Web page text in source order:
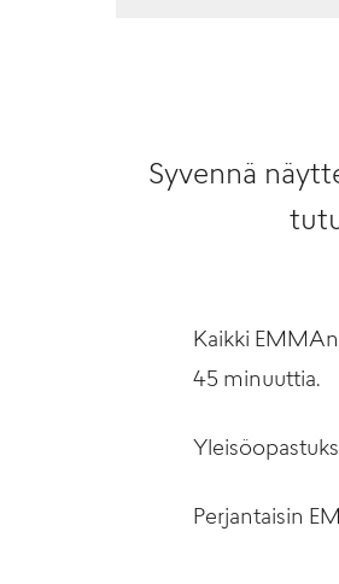
Syvennä
Kaikki
45 minuuttia.
Perjantaisin